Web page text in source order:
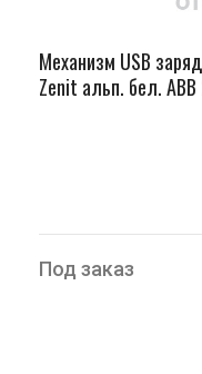
Механизм USB
Zenit альп. бел. ABB
Под заказ